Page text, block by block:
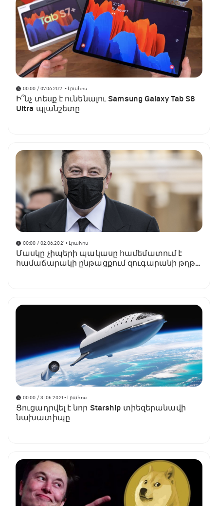
00:00 / 07.06.2021 • Լրահոս
Ի՞նչ տեսք է ունենալու Samsung Galaxy Tab S8
Ultra պլանշետը
00:00 / 02.06.2021 • Լրահոս
Մասկը չիպերի պակասը համեմատում է
համաճարակի ընթացքում զուգարանի թղթի
00:00 / 31.05.2021 • Լրահոս
Ցուցադրվել է նոր Starship տիեզերանավի
նախատիպը